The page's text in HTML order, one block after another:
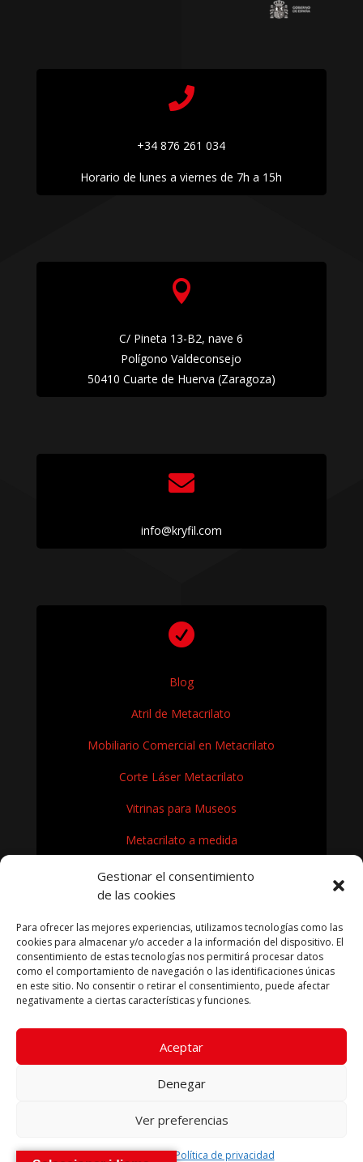
Gestionar el consentimiento
de las cookies
Para ofrecer las mejores experiencias, utilizamos tecnologías como las
cookies para almacenar y/o acceder a la información del dispositivo. El
consentimiento de estas tecnologías nos permitirá procesar datos
como el comportamiento de navegación o las identificaciones únicas
en este sitio. No consentir o retirar el consentimiento, puede afectar
negativamente a ciertas características y funciones.
Aceptar
Denegar
Ver preferencias
Política de cookiesPolítica de privacidad

+34 876 261 034
Horario de lunes a viernes de 7h a 15h

C/ Pineta 13-B2, nave 6
Polígono Valdeconsejo
50410 Cuarte de Huerva (Zaragoza)

info@kryfil.com

Blog
Atril de Metacrilato
Mobiliario Comercial en Metacrilato
Corte Láser Metacrilato
Vitrinas para Museos
Metacrilato a medida
Rótulos en Metacrilato
Expositores de metacrilato para museos
¿Cómo se fabrica el metacrilato?
KRYFIL METACRILATO SL 2026
Política de privacidad